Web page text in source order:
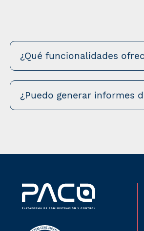
¿Qué funcionalidades
¿Puedo generar informes